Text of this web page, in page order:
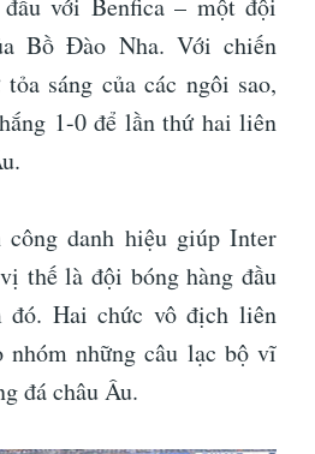
với Benfica – một đội
Bồ Đào Nha. Với chiến
sáng của các ngôi sao,
1-0 để lần thứ hai liên
công danh hiệu giúp Inter
thế là đội bóng hàng đầu
Hai chức vô địch liên
nhóm những câu lạc bộ vĩ
đá châu Âu.